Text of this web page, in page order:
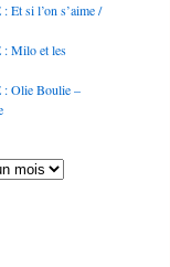
Et si l’on s’aime /
Milo et les
Olie Boulie –